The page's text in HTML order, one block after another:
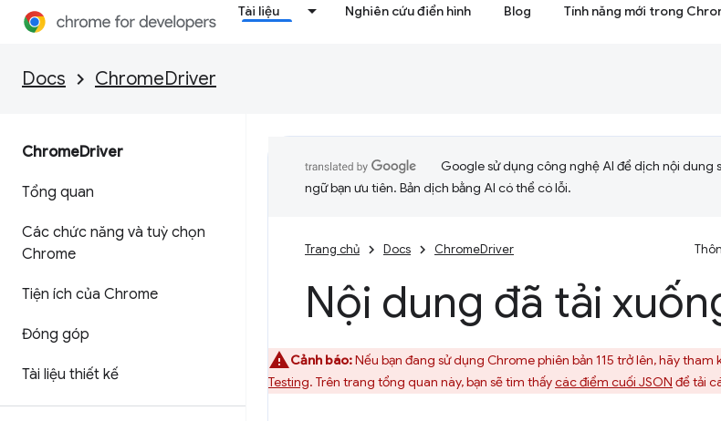
Tài liệu Nghiên cứu điển hình Blog Tính năng mới trong
Docs ChromeDriver
ChromeDriver
Tổng quan
Các chức năng và tuỳ chọn
Chrome
Tiện ích của Chrome
Đóng góp
Tài liệu thiết kế
Google sử dụng công nghệ AI để dịch nội dung
ngữ bạn ưu tiên. Bản dịch bằng AI có thể có lỗi.
Trang chủ Docs ChromeDriver
Nội dung đã tải
Cảnh báo:Nếu bạn đang sử dụng Chrome phiên bản 115 trở lên, hãy tham
Testing. Trên trang tổng quan này, bạn sẽ tìm thấycác điểm cuối JSON để tải